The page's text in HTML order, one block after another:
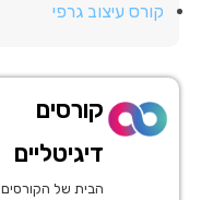
קורס עיצוב גרפי
קורסים
דיגיטליים
הבית של הקורסים